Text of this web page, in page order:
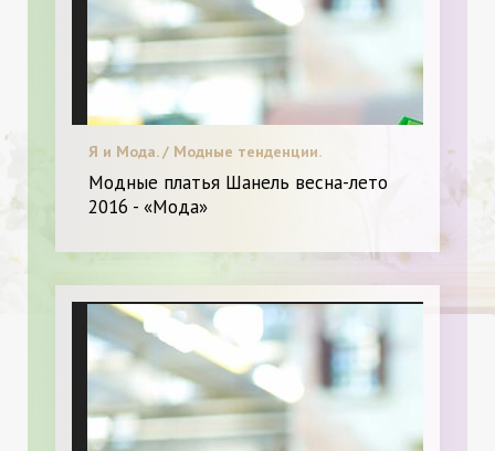
Я и Мода. / Модные тенденции.
Модные платья Шанель весна-лето
2016 - «Мода»